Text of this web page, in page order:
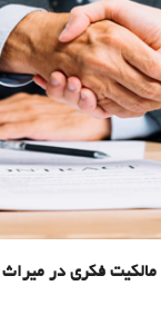
فکری در میراث